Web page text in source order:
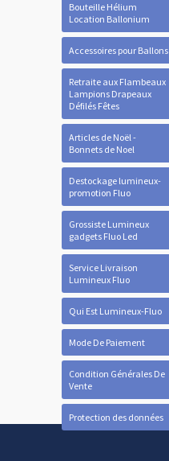
Bouteille Hélium
Location Ballonium
Accessoires pour Ballons
Retraite aux Flambeaux
Lampions Drapeaux
Défilés Fêtes
Articles de Noël -
Bonnets de Noel
Destockage lumineux-
promotion Fluo
Grossiste Lumineux
gadgets Fluo Led
Service Livraison
Lumineux Fluo
Qui Est Lumineux-Fluo
Mode De Paiement
Condition Générales De
Vente
Protection des données